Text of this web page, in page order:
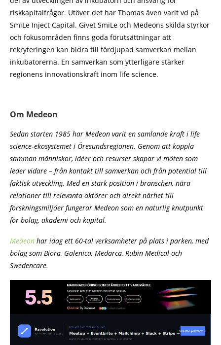
riskkapitalfrågor. Utöver det har Thomas även varit vd på
SmiLe Inject Capital. Givet SmiLe och Medeons skilda styrkor
och fokusområden finns goda förutsättningar att
rekryteringen kan bidra till fördjupad samverkan mellan
inkubatorerna. En samverkan som ytterligare stärker
regionens innovationskraft inom life science.
Om Medeon
Sedan starten 1985 har Medeon varit en samlande kraft i life
science‑ekosystemet i Öresundsregionen. Genom att koppla
samman människor, idéer och resurser skapar vi möten som
leder vidare – från kontakt till samverkan och från potential till
faktisk utveckling. Med en stark position i branschen, nära
relationer till relevanta aktörer och direkt närhet till
forskningsmiljöer fungerar Medeon som en naturlig knutpunkt
för bolag, akademi och kapital.
Medeon har idag ett 60-tal verksamheter på plats i parken, med
bolag som Biora, Galenica, Medarca, Rubin Medical och
Swedencare.